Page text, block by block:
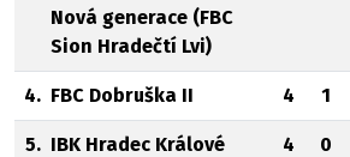
Nová generace (FBC
Sion Hradečtí Lvi)
4. FBC Dobruška II 4 1
5. IBK Hradec Králové 4 0